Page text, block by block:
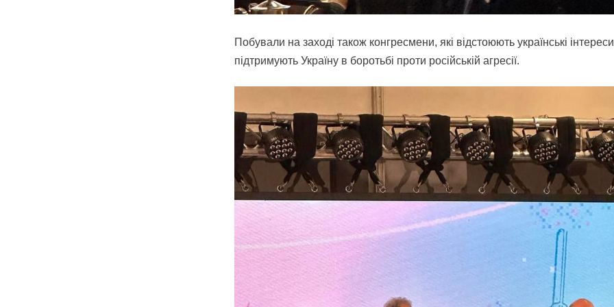
Побували на заході також конгресмени, які відстоюють українські
підтримують Україну в боротьбі проти російській агресії.